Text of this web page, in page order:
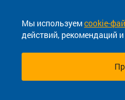
Мы используемcookie-
действий, рекомендаций
Политика
Согласие на
© 2013-2026, ООО